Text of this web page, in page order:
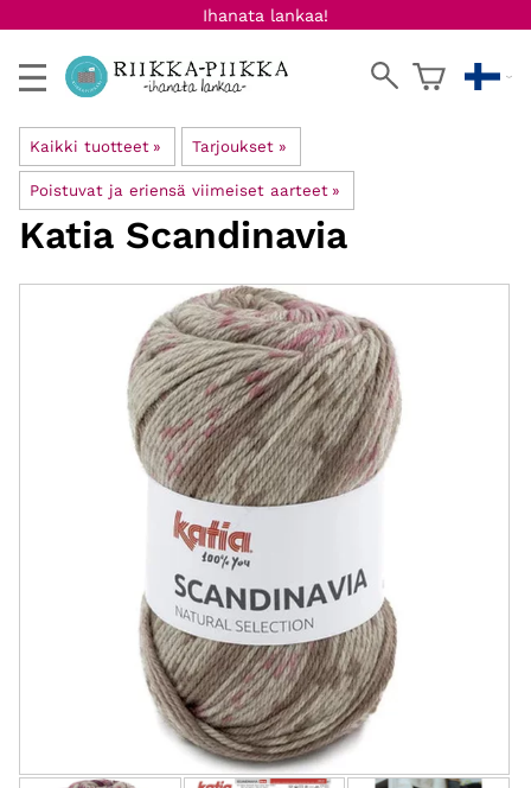
Ihanata lankaa!
Kaikki tuotteet ‪» Tarjoukset ‪»
Poistuvat ja eriensä viimeiset aarteet ‪»
Katia Scandinavia